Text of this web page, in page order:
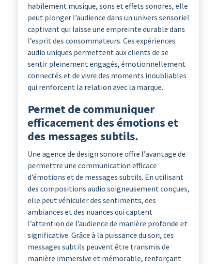
habilement musique, sons et effets sonores, elle
peut plonger l’audience dans un univers sensoriel
captivant qui laisse une empreinte durable dans
l’esprit des consommateurs. Ces expériences
audio uniques permettent aux clients de se
sentir pleinement engagés, émotionnellement
connectés et de vivre des moments inoubliables
qui renforcent la relation avec la marque.
Permet de communiquer
efficacement des émotions et
des messages subtils.
Une agence de design sonore offre l’avantage de
permettre une communication efficace
d’émotions et de messages subtils. En utilisant
des compositions audio soigneusement conçues,
elle peut véhiculer des sentiments, des
ambiances et des nuances qui captent
l’attention de l’audience de manière profonde et
significative. Grâce à la puissance du son, ces
messages subtils peuvent être transmis de
manière immersive et mémorable, renforçant